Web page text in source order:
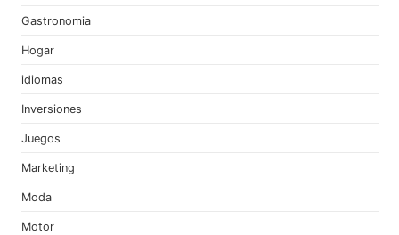
Gastronomia
Hogar
idiomas
Inversiones
Juegos
Marketing
Moda
Motor